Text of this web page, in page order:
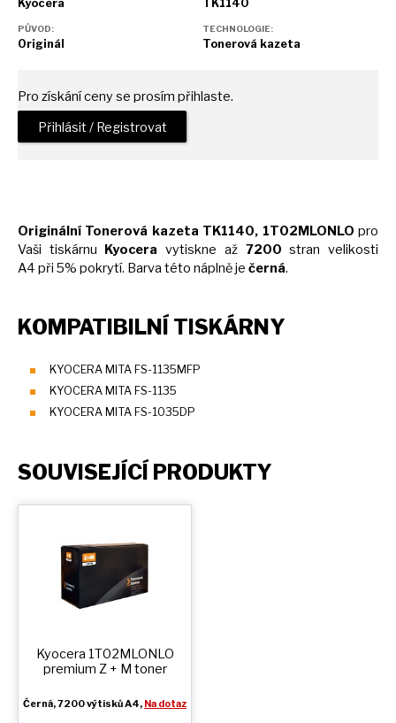
Kyocera TK1140
PŮVOD:
Originál
TECHNOLOGIE:
Tonerová kazeta
Pro získání ceny se prosím přihlaste.
Přihlásit / Registrovat
Originální Tonerová kazeta TK1140, 1T02MLONLO pro
Vaši tiskárnu Kyocera vytiskne až 7200 stran velikosti
A4 při 5% pokrytí. Barva této náplněje černá.
KOMPATIBILNÍ TISKÁRNY
KYOCERA MITA FS-1135MFP
KYOCERA MITA FS-1135
KYOCERA MITA FS-1035DP
SOUVISEJÍCÍ PRODUKTY
Kyocera 1T02MLONLO
premium Z + M toner
Černá, 7200 výtisků A4, Na dotaz